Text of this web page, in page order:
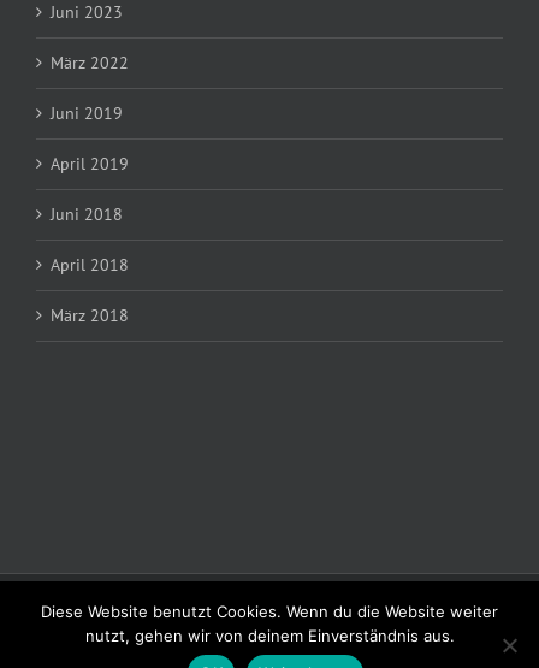
Juni 2023
März 2022
Juni 2019
April 2019
Juni 2018
April 2018
März 2018
Copyright 2026 MSC Schillingsfürst im ADAC e.V. | Alle Rechte vorbehalten |
Impressum |Kontakt
Diese Website benutzt Cookies. Wenn du die Website weiter
nutzt, gehen wir von deinem Einverständnis aus.